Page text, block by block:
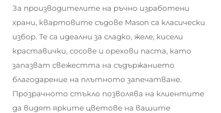
За производителите на ръчно изработени
храни, квартовите съдове Mason са класически
избор. Те са идеални за сладко, желе, кисели
краставички, сосове и орехови паста, като
запазват свежестта на съдържанието
благодарение на плътното запечатване.
Прозрачното стъкло позволява на клиентите
да видят ярките цветове на вашите